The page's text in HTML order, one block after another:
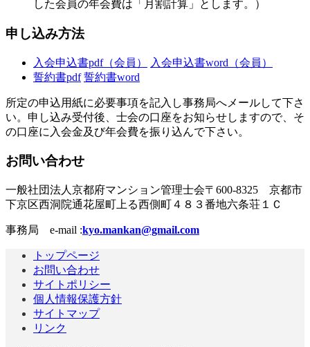
した会員の年会費は「月割計算」とします。）
申し込み方法
入会申込書pdf（会員）
入会申込書word（会員）
誓約書pdf 誓約書word
所定の申込用紙に必要事項を記入し事務局へメールして下さ
い。申し込み受付後、士会の口座をお知らせしますので、そ
の口座に入会金及び年会費を振り込んで下さい。
お問い合わせ
一般社団法人京都府マンション管理士会〒600-8325 京都市
下京区西洞院通花屋町上る西側町４８３番地六条荘１Ｃ
事務局 e-mail :kyo.mankan@gmail.com
トップページ
お問い合わせ
サイトポリシー
個人情報保護方針
サイトマップ
リンク